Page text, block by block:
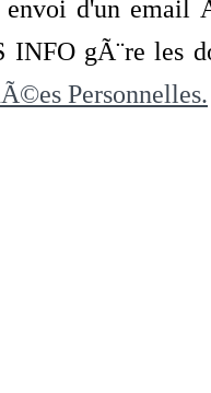
envoi d'un
gÃ¨re les
Personnelles.